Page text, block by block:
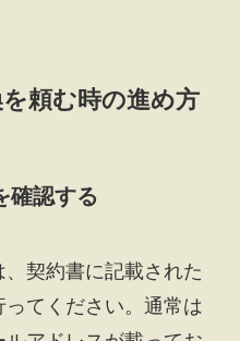
頼む時の進め方
確認する
契約書に記載された
てください。通常は